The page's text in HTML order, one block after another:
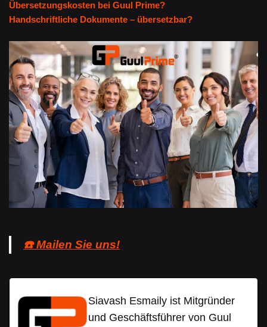
Übersetzungskosten bei Guul Prime?
Handschriftliche Dokumente – übersetzbar?
☎️ Mailen Sie uns!
Siavash Esmaily ist Mitgründer
und Geschäftsführer von Guul